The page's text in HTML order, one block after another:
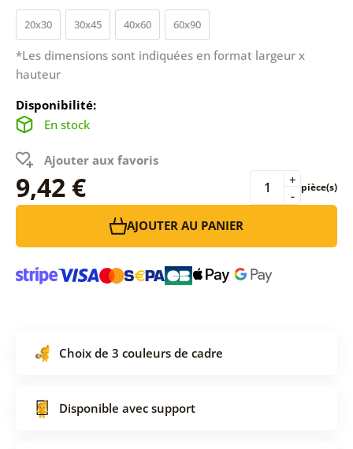
20x30 30x45 40x60 60x90
*Les dimensions sont indiquées en format largeur x
hauteur
Disponibilité:
En stock
Ajouter aux favoris
9,42 € -
+ pièce(s)
AJOUTER AU PANIER
Choix de 3 couleurs de cadre
Disponible avec support